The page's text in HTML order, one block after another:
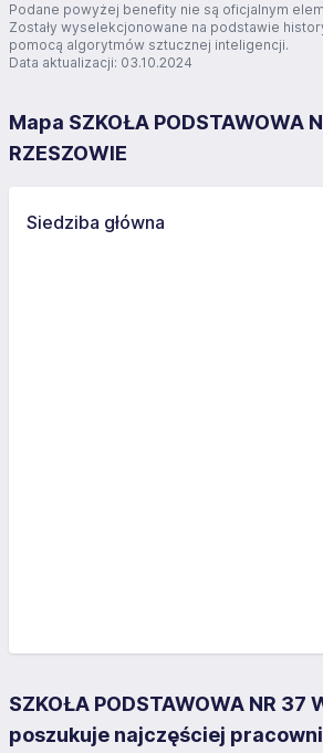
Podane powyżej benefity nie są oficjalnym
Zostały wyselekcjonowane na podstawie
pomocą algorytmów sztucznej inteligencji.
Data aktualizacji: 03.10.2024
Mapa SZKOŁA PODSTAWOWA
RZESZOWIE
Siedziba główna
SZKOŁA PODSTAWOWA NR 37
poszukuje najczęściej